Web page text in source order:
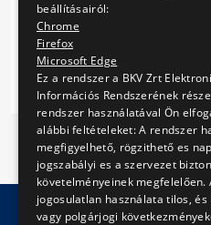
17
beállításairól:
Chrome
Firefox
Microsoft Edge
Ez a rendszer a BKV Zrt
Információs Rendszerének része
rendszer használatával Ön
alábbi feltételeket: A rendszer
megfigyelhető, rögzithető es
jogszabályi es a szervezet
követelményeinek megfelelően.
jogosulatlan használata tilos, és
vagy polgárjogi